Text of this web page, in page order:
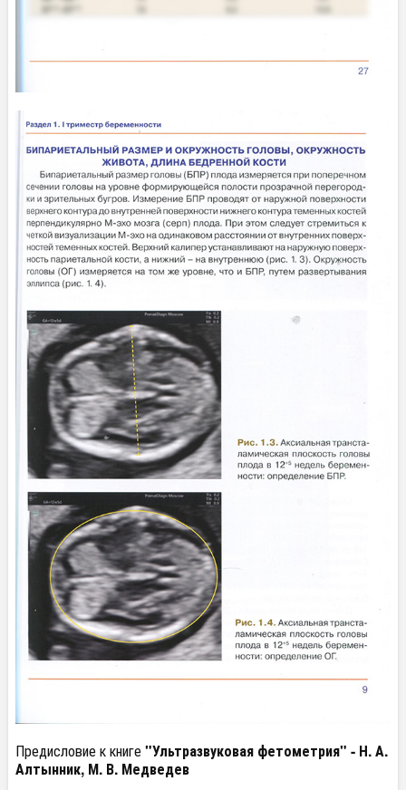
Предисловие к книге"Ультразвуковая фетометрия" - Н. А.
Алтынник, М. В. Медведев